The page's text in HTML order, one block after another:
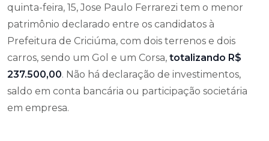
quinta-feira, 15, Jose Paulo Ferrarezi tem o menor
patrimônio declarado entre os candidatos à
Prefeitura de Criciúma, com dois terrenos e dois
carros, sendo um Gol e um Corsa, totalizando R$
237.500,00. Não há declaração de investimentos,
saldo em conta bancária ou participação societária
em empresa.